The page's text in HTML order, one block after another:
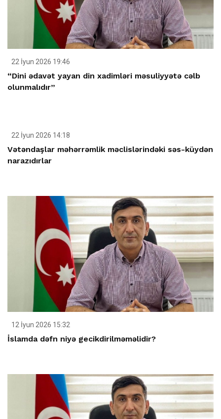
22 İyun 2026 19:46
“Dini ədavət yayan din xadimləri məsuliyyətə cəlb
olunmalıdır”
22 İyun 2026 14:18
Vətəndaşlar məhərrəmlik məclislərindəki səs-küydən
narazıdırlar
12 İyun 2026 15:32
İslamda dəfn niyə gecikdirilməməlidir?